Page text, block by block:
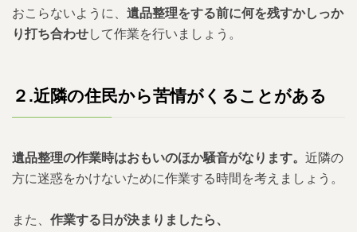
おこらないように、 遺品整理をする前に何を残すかしっか
り打ち合わせして作業を行いましょう。
２.近隣の住民から苦情がくることがある
遺品整理の作業時はおもいのほか騒音がなります。 近隣の
方に迷惑をかけないために作業する時間を考えましょう。
また、 作業する日が決まりましたら、